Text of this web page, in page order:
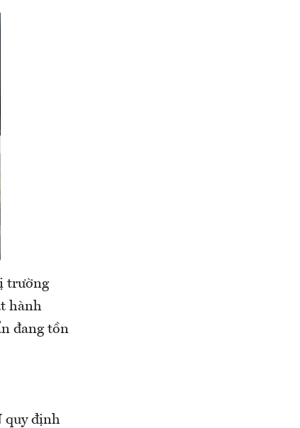
trường
hành
đang tồn
quy định